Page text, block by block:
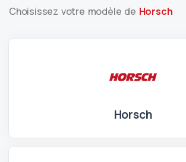
Choisissez votre modèle de Horsch
Horsch